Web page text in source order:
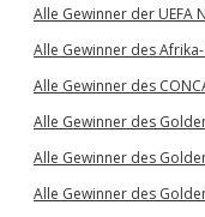
Alle Gewinner der UEFA
Alle Gewinner des
Alle Gewinner des
Alle Gewinner des
Alle Gewinner des
Alle Gewinner des